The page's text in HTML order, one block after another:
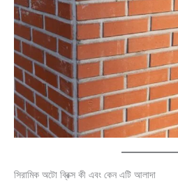
সিরামিক অটো ব্রিক্স কী এবং কেন এটি আলাদা